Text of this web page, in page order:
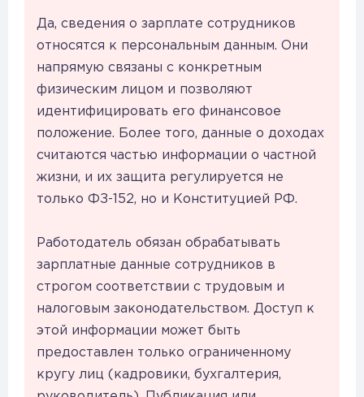
Да, сведения о зарплате сотрудников
относятся к персональным данным. Они
напрямую связаны с конкретным
физическим лицом и позволяют
идентифицировать его финансовое
положение. Более того, данные о доходах
считаются частью информации о частной
жизни, и их защита регулируется не
только ФЗ-152, но и Конституцией РФ.
Работодатель обязан обрабатывать
зарплатные данные сотрудников в
строгом соответствии с трудовым и
налоговым законодательством. Доступ к
этой информации может быть
предоставлен только ограниченному
кругу лиц (кадровики, бухгалтерия,